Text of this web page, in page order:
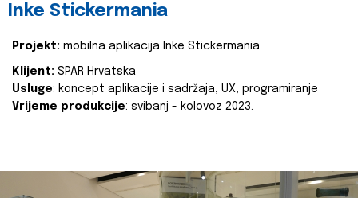
Inke Stickermania
Projekt: mobilna aplikacija Inke Stickermania
Klijent: SPAR Hrvatska
Usluge: koncept aplikacije i sadržaja, UX, programiranje
Vrijeme produkcije: svibanj - kolovoz 2023.